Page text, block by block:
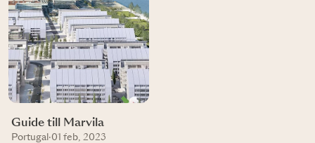
Guide till Marvila
Portugal ·01 feb, 2023